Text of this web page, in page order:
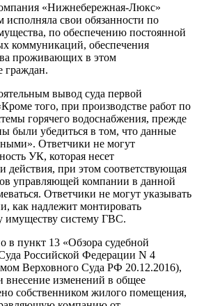
«Нижнебережная-Люкс»
свои обязанности по
по обеспечению постоянной
коммуникаций, обеспечения
проживающих в этом
граждан.
вывод суда первой
того, при производстве работ по
горячего водоснабжения, прежде
были убедиться в том, что данные
Ответчики не могут
УК, которая несет
действия, при этом соответствующая
управляющей компании в данной
Ответчики не могут указывать
как надлежит монтировать
имуществу систему ГВС.
в пункт 13 «Обзора судебной
Российской Федерации N 4
Верховного Суда РФ 20.12.2016),
внесение изменений в общее
собственником жилого помещения,